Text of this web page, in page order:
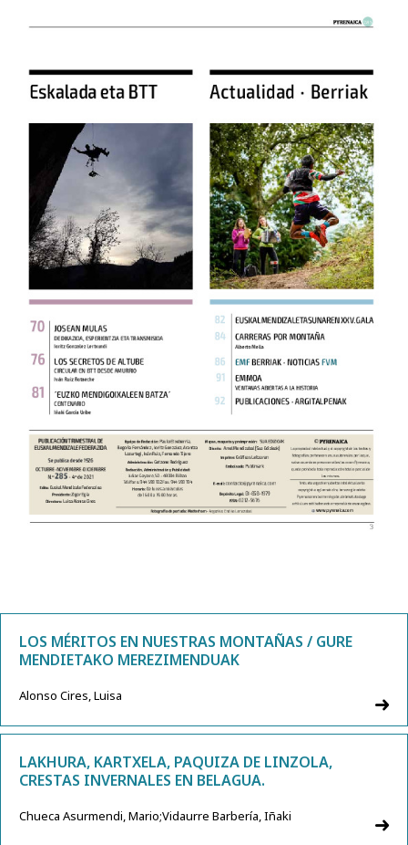
LOS MÉRITOS EN NUESTRAS MONTAÑAS / GURE
MENDIETAKO MEREZIMENDUAK
Alonso Cires, Luisa
LAKHURA, KARTXELA, PAQUIZA DE LINZOLA,
CRESTAS INVERNALES EN BELAGUA.
Chueca Asurmendi, Mario;Vidaurre Barbería, Iñaki